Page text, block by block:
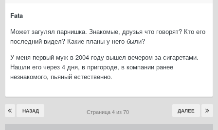
Fata
Может загулял парнишка. Знакомые, друзья что говорят? Кто его
последний видел? Какие планы у него были?
У меня первый муж в 2004 году вышел вечером за сигаретами.
Нашли его через 4 дня, в пригороде, в компании ранее
незнакомого, пьяный естественно.
НАЗАД ДАЛЕЕ
Страница 4 из 70